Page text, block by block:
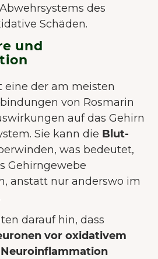
des
Schäden.
und
eine der am meisten
von Rosmarin
auf das Gehirn
Sie kann die Blut-
was bedeutet,
Gehirngewebe
anstatt nur anderswo im
darauf hin, dass
vor oxidativem
Neuroinflammation